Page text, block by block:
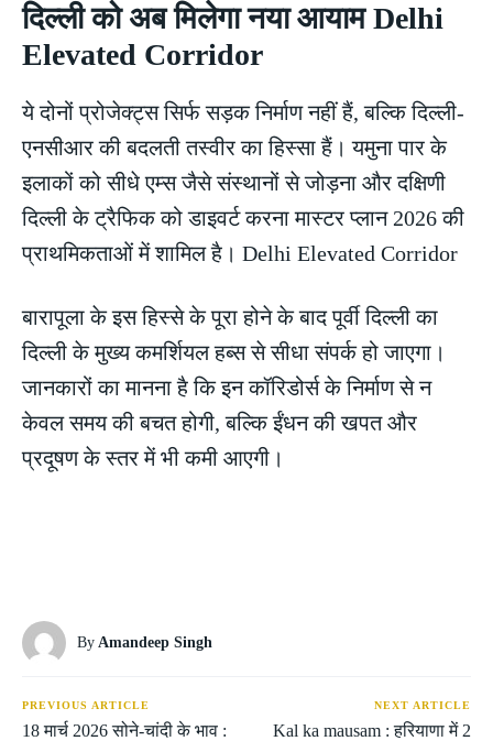
दिल्ली को अब मिलेगा नया आयाम Delhi
Elevated Corridor
ये दोनों प्रोजेक्ट्स सिर्फ सड़क निर्माण नहीं हैं, बल्कि दिल्ली-
एनसीआर की बदलती तस्वीर का हिस्सा हैं। यमुना पार के
इलाकों को सीधे एम्स जैसे संस्थानों से जोड़ना और दक्षिणी
दिल्ली के ट्रैफिक को डाइवर्ट करना मास्टर प्लान 2026 की
प्राथमिकताओं में शामिल है। Delhi Elevated Corridor
बारापूला के इस हिस्से के पूरा होने के बाद पूर्वी दिल्ली का
दिल्ली के मुख्य कमर्शियल हब्स से सीधा संपर्क हो जाएगा।
जानकारों का मानना है कि इन कॉरिडोर्स के निर्माण से न
केवल समय की बचत होगी, बल्कि ईंधन की खपत और
प्रदूषण के स्तर में भी कमी आएगी।
By Amandeep Singh
PREVIOUS ARTICLE
18 मार्च 2026 सोने-चांदी के भाव :
NEXT ARTICLE
Kal ka mausam : हरियाणा में 2